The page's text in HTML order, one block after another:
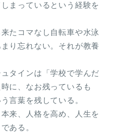
まっているという経験を
たコマなし自転車や水泳
り忘れない。それが教養
タインは「学校で学んだ
に、なお残っているも
言葉を残している。
来、人格を高め、人生を
ある。